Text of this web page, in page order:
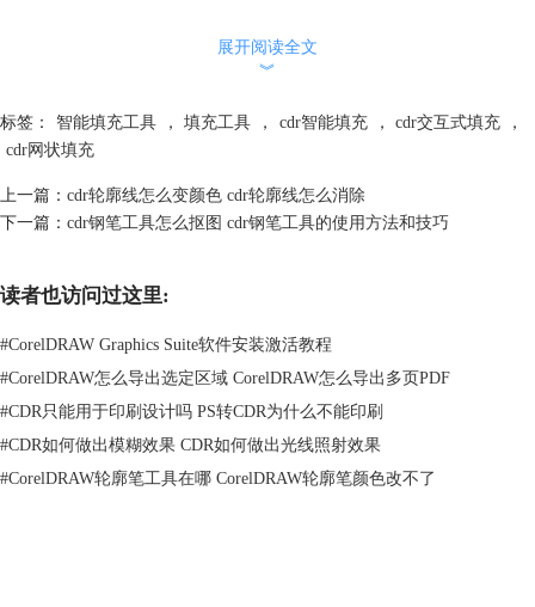
图2：四种渐变色模式
3、图案填充，又分为双色、位图图样填充。
展开阅读全文
︾
标签： 智能填充工具 ， 填充工具 ， cdr智能填充 ， cdr交互式填充
，
cdr网状填充
上一篇： cdr轮廓线怎么变颜色 cdr轮廓线怎么消除
下一篇： cdr钢笔工具怎么抠图 cdr钢笔工具的使用方法和技巧
读者也访问过这里:
#CorelDRAW Graphics Suite软件安装激活教程
#CorelDRAW怎么导出选定区域 CorelDRAW怎么导出多页PDF
#CDR只能用于印刷设计吗 PS转CDR为什么不能印刷
#CDR如何做出模糊效果 CDR如何做出光线照射效果
#CorelDRAW轮廓笔工具在哪 CorelDRAW轮廓笔颜色改不了